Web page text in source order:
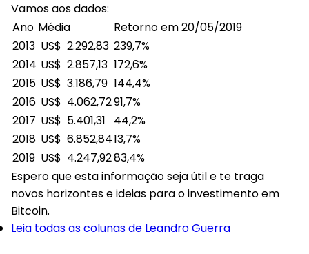
Vamos aos dados:
Ano Média
Retorno em 20/05/2019
2013 US$ 2.292,83 239,7%
2014 US$ 2.857,13 172,6%
2015 US$ 3.186,79 144,4%
2016 US$ 4.062,7291,7%
2017 US$ 5.401,31
44,2%
2018 US$ 6.852,8413,7%
2019 US$ 4.247,9283,4%
Espero que esta informação seja útil e te traga
novos horizontes e ideias para o investimento em
Bitcoin.
Leia todas as colunas de Leandro Guerra